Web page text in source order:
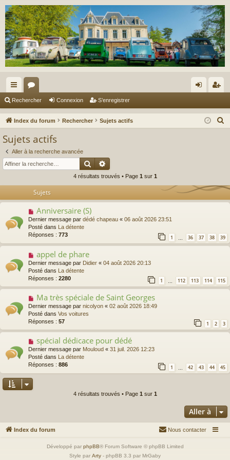
cc
ès
pi
de
or
u ne nr
Rechercher Connexion S’enregistrer
Index du forum Rechercher Sujets actifs
c
h
Sujets actifs
Aller à la recherche avancée
Rechercher
4 résultats trouvés • Page 1 sur 1
Sujets
N
v
a
u
m
e
s
s
a
g
e
Anniversaire (S)
Dernier message par dédé chapeau « 06 août 2026 23:51
Posté dans
La détente
Réponses : 773 1 36 37 38 39
N
v
e
a
m
e
s
s
g
e
appel de phare
Dernier message par Didier « 04 août 2026 20:13
Posté dans La détente
Réponses : 2280 1 … 112 113 114 115
N
v
e
a
u
m
e
s
s
Ma très spéciale de Saint Georges
Dernier message par nicolyon « 02 août 2026 18:49
Posté dans Vos voitures
Réponses : 57 1 2 3
N
o
u
v
a
g
spécial dédicace pour dédé
Dernier message par Mouloud « 31 juil. 2026 12:23
Posté dans La détente
Réponses : 886 1 42 43 44 45
4 résultats trouvés • Page 1 sur 1
Aller à
Index du forum Nous contacter
Développé par phpBB® Forum Software © phpBB Limited
Style par Arty - phpBB 3.3 par MrGaby